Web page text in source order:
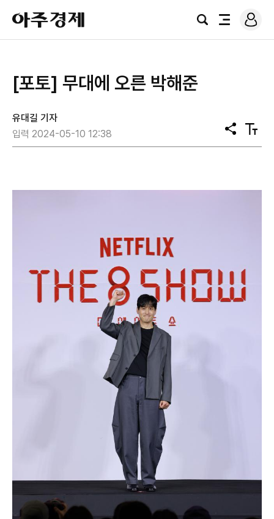
아
주
경
검
전
로
그
[포토] 무대에 오른 박해준
유대길 기자
입력 2024-05-10 12:38
공
유
텍
스